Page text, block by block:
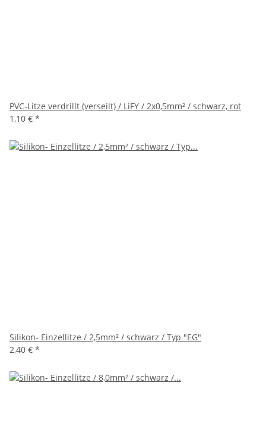
PVC-Litze verdrillt (verseilt) / LiFY / 2x0,5mm² / schwarz, rot
1,10 € *
Silikon- Einzellitze / 2,5mm² / schwarz / Typ "EG"
2,40 € *